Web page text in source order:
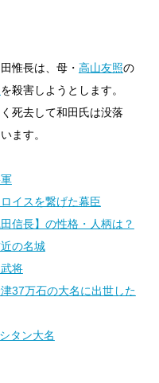
惟長は、母・ 高山友照の
を殺害しようとします。
死去して和田氏は没落
ます。
イスを繋げた幕臣
信長】の性格・人柄は？
の名城
将
37万石の大名に出世した
タン大名